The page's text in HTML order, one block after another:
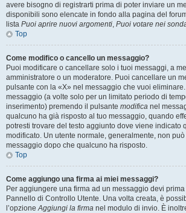
avere bisogno di registrarti prima di poter inviare un
disponibili sono elencate in fondo alla pagina del
lista Puoi aprire nuovi argomenti, Puoi votare nei
Top
Come modifico o cancello un messaggio?
Puoi modificare o cancellare solo i tuoi messaggi, a
amministratore o un moderatore. Puoi cancellare un
pulsante con la «X» nel messaggio che vuoi
messaggio (a volte solo per un limitato periodo di
inserimento) premendo il pulsante modifica nel
qualcuno ha già risposto al tuo messaggio, quando
potresti trovare del testo aggiunto dove viene indicato
modificato. Un utente normale, generalmente, non
messaggio dopo che qualcuno ha risposto.
Top
Come aggiungo una firma ai miei messaggi?
Per aggiungere una firma ad un messaggio devi prima
Pannello di Controllo Utente. Una volta creata, è
l’opzioneAggiungi la firma nel modulo di invio. È